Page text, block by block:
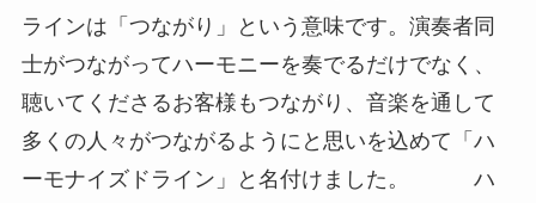
ラインは「つながり」という意味です。演奏者同
士がつながってハーモニーを奏でるだけでなく、
聴いてくださるお客様もつながり、音楽を通して
多くの人々がつながるようにと思いを込めて「ハ
ーモナイズドライン」と名付けました。 ハ